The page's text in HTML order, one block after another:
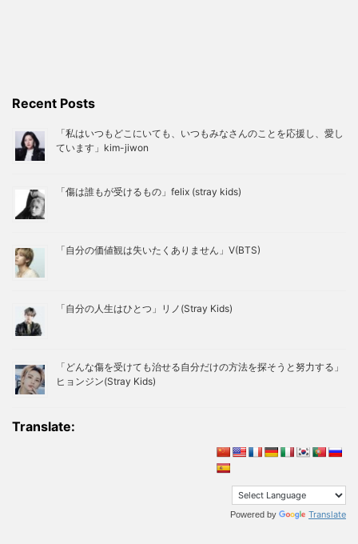
Recent Posts
「私はいつもどこにいても、いつもみなさんのことを応援し、愛し
ています」kim-jiwon
「傷は誰もが受けるもの」felix (stray kids)
「自分の価値観は失いたくありません」V(BTS)
「自分の人生はひとつ」リノ(Stray Kids)
「どんな傷を受けても治せる自分だけの方法を探そうと努力する」
ヒョンジン(Stray Kids)
Translate:
Powered by Translate